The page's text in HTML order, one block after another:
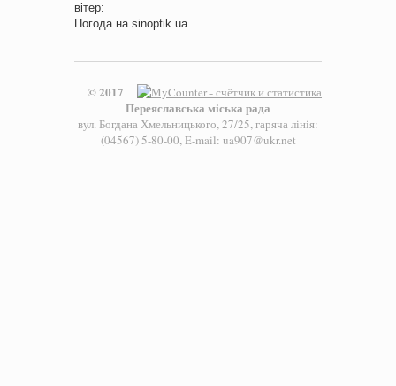
вітер:
Погода на sinoptik.ua
© 2017
Переяславська міська рада
вул. Богдана Хмельницького, 27/25, гаряча лінія:
(04567) 5-80-00, E-mail: ua907@ukr.net